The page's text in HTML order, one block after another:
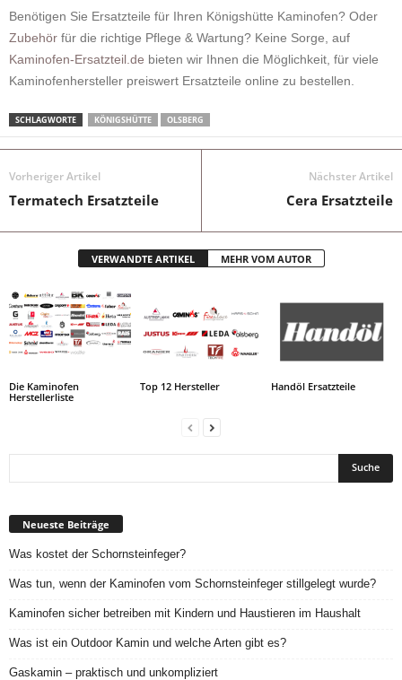
Benötigen Sie Ersatzteile für Ihren Königshütte Kaminofen? Oder
Zubehör für die richtige Pflege & Wartung? Keine Sorge, auf
Kaminofen-Ersatzteil.de bieten wir Ihnen die Möglichkeit, für viele
Kaminofenhersteller preiswert Ersatzteile online zu bestellen.
SCHLAGWORTE KÖNIGSHÜTTE OLSBERG
Vorheriger Artikel
Termatech Ersatzteile
Nächster Artikel
Cera Ersatzteile
VERWANDTE ARTIKEL MEHR VOM AUTOR
Die Kaminofen
Herstellerliste
Top 12 Hersteller Handöl Ersatzteile
Neueste Beiträge
Was kostet der Schornsteinfeger?
Was tun, wenn der Kaminofen vom Schornsteinfeger stillgelegt wurde?
Kaminofen sicher betreiben mit Kindern und Haustieren im Haushalt
Was ist ein Outdoor Kamin und welche Arten gibt es?
Gaskamin – praktisch und unkompliziert